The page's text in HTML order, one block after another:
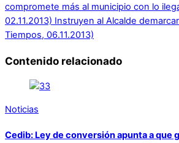
compromete más al municipio con lo
02.11.2013) Instruyen al Alcalde
Tiempos, 06.11.2013)
Contenido relacionado
Noticias
Cedib: Ley de conversión apunta a que